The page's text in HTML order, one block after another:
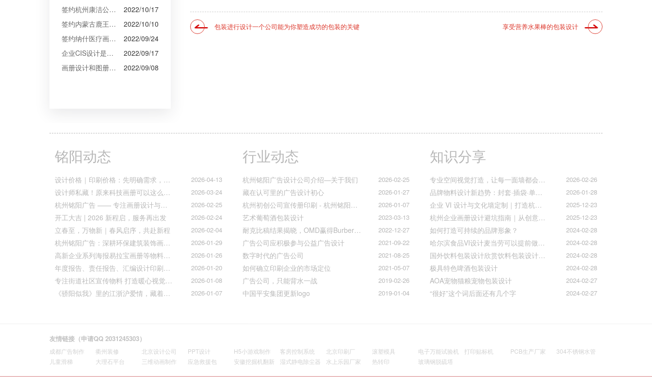
包装进行设计一个公司能为你塑造成功的包装的关键 享受营养水果棒的包装设计
2022/10/17
签约杭州康洁公司摄影、产品摄影、画册设计制作
2022/10/10
签约内蒙古鹿王羊绒有限公司宣传册制作
2022/09/24
签约纳什医疗画册设计
2022/09/17
企业CIS设计是企业文化的的体现
2022/09/08
画册设计和图册设计中的产品摄影
铭阳动态
2026-04-13
设计价格｜印刷价格：先明确需求，再精准报价
2026-03-24
设计师私藏！原来科技画册可以这么好看！
2026-02-25
杭州铭阳广告 —— 专注画册设计与文化墙全案落地
2026-02-24
开工大吉 | 2026 新程启，服务再出发
2026-02-04
立春至，万物新｜春风启序，共赴新程
2026-01-29
杭州铭阳广告：深耕环保建筑装饰画册设计，赋能空间美学与可持续发展
2026-01-26
高新企业系列海报易拉宝画册等物料火热上线
2026-01-20
年度报告、责任报告、汇编设计印刷的宝子们集合！
2026-01-08
专注街道社区宣传物料 打造暖心视觉传达
2026-01-07
《骄阳似我》里的江浙沪爱情，藏着我们最懂的温柔与默契
行业动态
2026-02-25
杭州铭阳广告设计公司介绍—关于我们
2026-01-27
藏在认可里的广告设计初心
2026-01-07
杭州初创公司宣传册印刷 - 杭州铭阳广告一站式解决方案
2023-03-13
艺术葡萄酒包装设计
2022-12-27
耐克比稿结果揭晓，OMD赢得Burberry全球媒介业务（转自广告狂人日报）
2021-09-22
广告公司应积极参与公益广告设计
2021-08-25
数字时代的广告公司
2021-05-07
如何确立印刷企业的市场定位
2019-02-26
广告公司，只能背水一战
2019-01-04
中国平安集团更新logo
知识分享
2026-02-26
专业空间视觉打造，让每一面墙都会说话
2026-01-28
品牌物料设计新趋势：封套·插袋·单页折页的质感升级之道
2025-12-23
企业 VI 设计与文化墙定制｜打造杭州本土品牌专属视觉符号
2025-12-23
杭州企业画册设计避坑指南｜从创意到印刷的全流程把控
2024-02-28
如何打造可持续的品牌形象？
2024-02-28
哈尔滨食品VI设计麦当劳可以提前做好准备工作促进挪动购买
2024-02-28
国外饮料包装设计欣赏饮料包装设计公司的包装设计
2024-02-28
极具特色啤酒包装设计
2024-02-27
AOA宠物猫粮宠物包装设计
2024-02-27
“很好”这个词后面还有几个字
友情链接（申请QQ 2031245303）
成都广告制作 衢州装修 北京设计公司 PPT设计 H5小游戏制作 客房控制系统 北京印刷厂 滚塑模具 电子万能试验机 打印贴标机 PCB生产厂家
304不锈钢水管
儿童滑梯
大理石平台 三维动画制作 应急救援包 安徽挖掘机翻新 湿式静电除尘器 水上乐园厂家 热转印 玻璃钢脱硫塔